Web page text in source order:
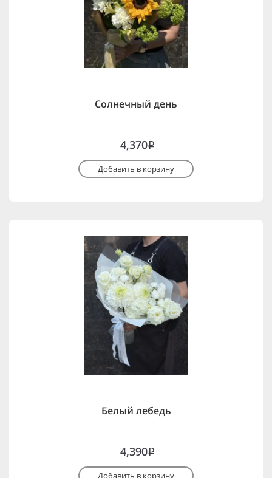
Солнечный день
4,370i
Добавить в корзину
Белый лебедь
4,390i
Добавить в корзину